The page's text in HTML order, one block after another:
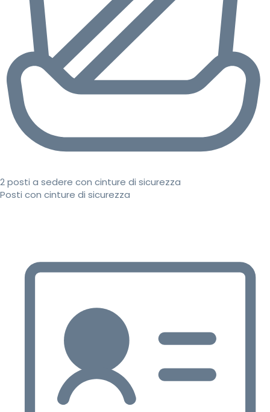
2 posti a sedere con cinture di sicurezza
Posti con cinture di sicurezza